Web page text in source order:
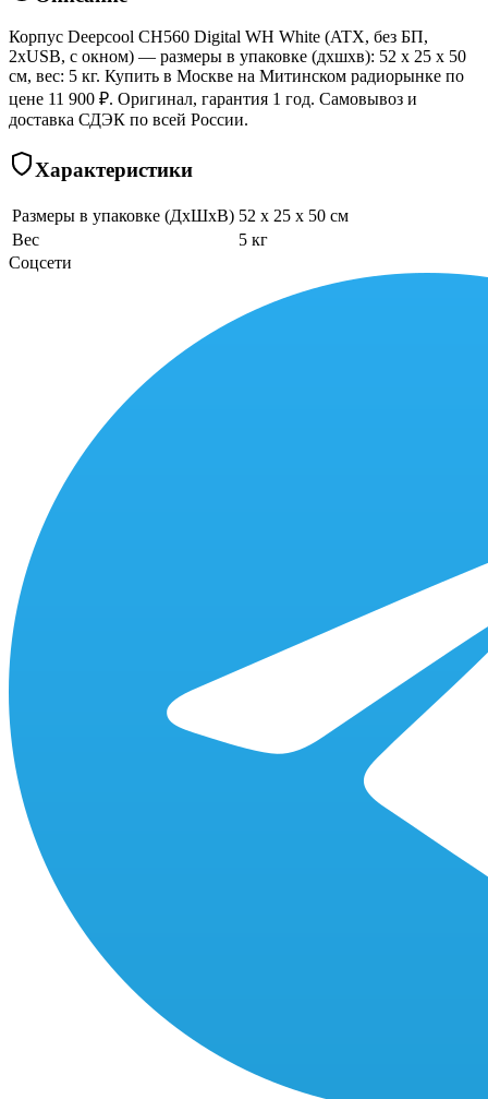
Корпус Deepcool CH560 Digital WH White (ATX, без БП,
2хUSB, с окном) — размеры в упаковке (дхшхв): 52 x 25 x 50
см, вес: 5 кг. Купить в Москве на Митинском радиорынке по
цене 11 900 ₽. Оригинал, гарантия 1 год. Самовывоз и
доставка СДЭК по всей России.
Характеристики
Размеры в упаковке (ДхШхВ) 52 x 25 x 50 см
Вес
5 кг
Соцсети